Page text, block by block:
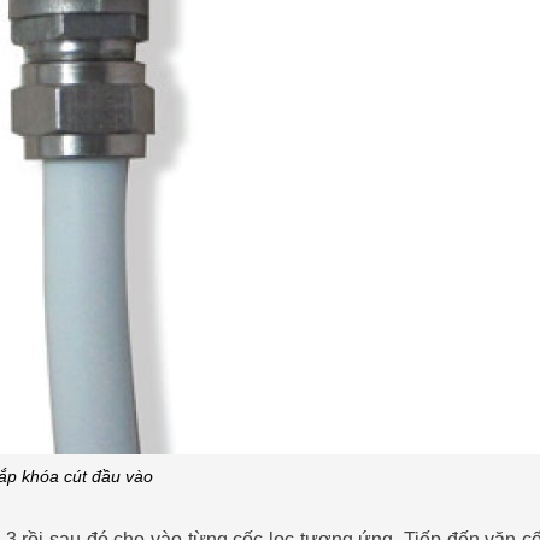
khóa cút đầu vào